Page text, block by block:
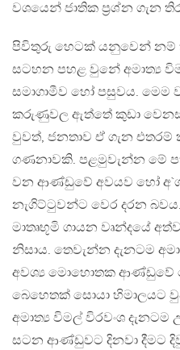
වශයෙන් ජාතික ප‍්‍රශ්න ගැන
පිවිතුරු හෙටක් යනුවෙන් නම්
සටහන පහළ වුනේ අමාත්‍ය
සමාගාමීව හෝ පසුවය. මෙම
කරුණුවල ඇත්තේ කුඩා
වුවත්, ජනතාව ඒ ගැන
ගණනාවකි. පළමුවැන්න මේ
වන ආණ්ඩුවේ අවයව හෝ
නැගිට්ටුවන්ට වෙර දරන
මාතෘභූමි ගායන වෘන්දයේ
නිසාය. තෙවැන්න දැනටම
අවශ්‍ය මොහොතක ආණ්ඩුවේ
බෙහෙතක් සොයා හිමාලයට
අමාත්‍ය විමල් විරවංශ
සටන ආණ්ඩුවට දිනවා දීමට